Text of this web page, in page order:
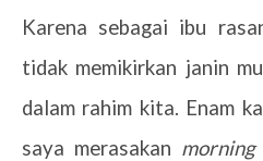
Karena sebagai ibu
tidak memikirkan janin
dalam rahim kita. Enam
saya merasakan